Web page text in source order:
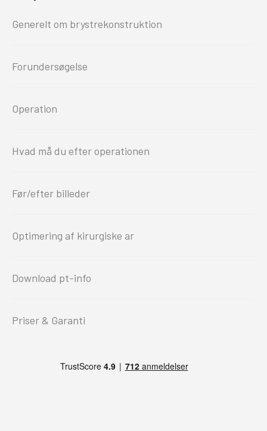
Generelt om brystrekonstruktion
Forundersøgelse
Operation
Hvad må du efter operationen
Før/efter billeder
Optimering af kirurgiske ar
Download pt-info
Priser & Garanti